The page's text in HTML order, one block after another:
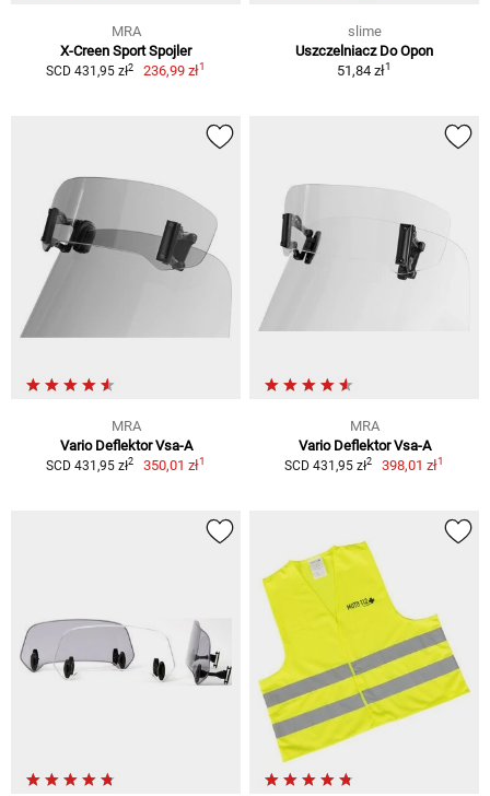
MRA
X-Creen Sport Spojler
SCD 431,95 zł2 236,99 zł1
slime
Uszczelniacz Do Opon
51,84 zł1
MRA
Vario Deflektor Vsa-A
SCD 431,95 zł2 350,01 zł1
MRA
Vario Deflektor Vsa-A
SCD 431,95 zł2 398,01 zł1